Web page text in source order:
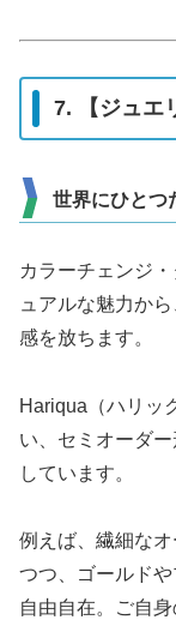
7. 【ジュエ
世界にひとつ
カラーチェンジ
ュアルな魅力か
感を放ちます。
Hariqua（ハリッ
い、セミオーダ
しています。
例えば、繊細な
つつ、ゴールド
自由自在。ご自